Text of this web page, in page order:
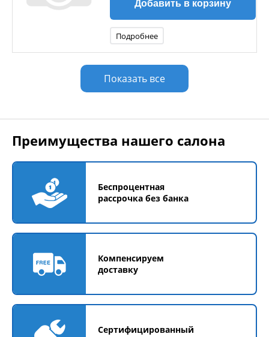
Добавить в корзину
Подробнее
Показать все
Преимущества нашего салона
Беспроцентная
рассрочка без банка
Компенсируем
доставку
Сертифицированный